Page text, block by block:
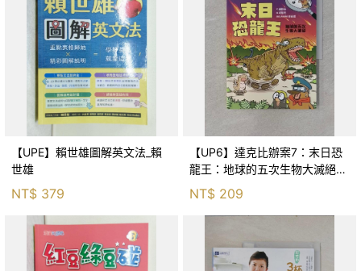
【UPE】賴世雄圖解英文法_賴
世雄
NT$ 379
【UP6】達克比辦案7：末日恐
龍王：地球的五次生物大滅絕_
胡妙芬
NT$ 209